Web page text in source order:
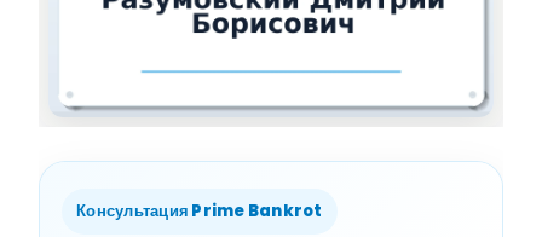
Консультация Prime Bankrot